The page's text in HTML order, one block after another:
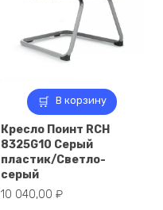
В корзину
Кресло Поинт RCH
8325G10 Серый
пластик/Светло-
серый
10 040,00 ₽